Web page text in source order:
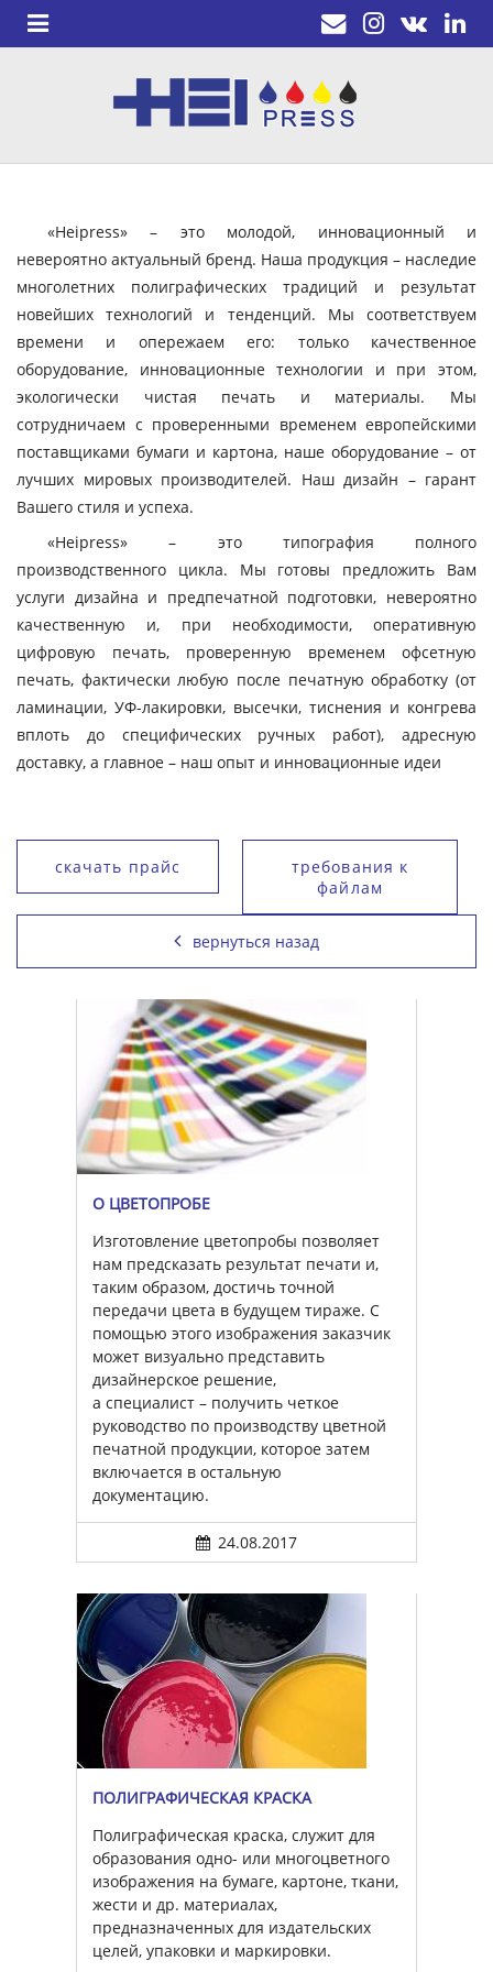
«Heipress» – это молодой, инновационный и
невероятно актуальный бренд. Наша продукция – наследие
многолетних полиграфических традиций и результат
новейших технологий и тенденций. Мы соответствуем
времени и опережаем его: только качественное
оборудование, инновационные технологии и при этом,
экологически чистая печать и материалы. Мы
сотрудничаем с проверенными временем европейскими
поставщиками бумаги и картона, наше оборудование – от
лучших мировых производителей. Наш дизайн – гарант
Вашего стиля и успеха.
«Heipress» – это типография полного
производственного цикла. Мы готовы предложить Вам
услуги дизайна и предпечатной подготовки, невероятно
качественную и, при необходимости, оперативную
цифровую печать, проверенную временем офсетную
печать, фактически любую после печатную обработку (от
ламинации, УФ-лакировки, высечки, тиснения и конгрева
вплоть до специфических ручных работ), адресную
доставку, а главное – наш опыт и инновационные идеи
скачать прайс
требования к
файлам
вернуться назад
О ЦВЕТОПРОБЕ
Изготовление цветопробы позволяет
нам предсказать результат печати и,
таким образом, достичь точной
передачи цвета в будущем тираже. С
помощью этого изображения заказчик
может визуально представить
дизайнерское решение,
а специалист – получить четкое
руководство по производству цветной
печатной продукции, которое затем
включается в остальную
документацию.
24.08.2017
ПОЛИГРАФИЧЕСКАЯ КРАСКА
Полиграфическая краска, служит для
образования одно- или многоцветного
изображения на бумаге, картоне, ткани,
жести и др. материалах,
предназначенных для издательских
целей, упаковки и маркировки.